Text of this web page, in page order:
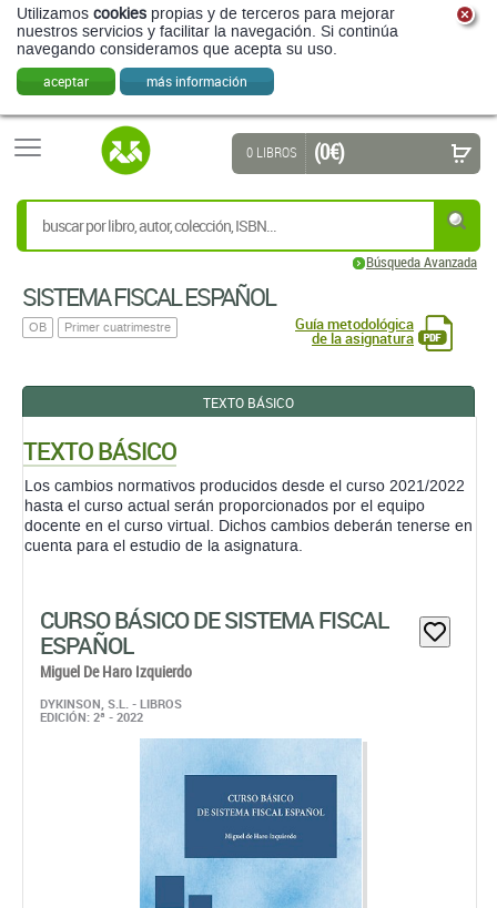
Utilizamos cookies propias y de terceros para mejorar
nuestros servicios y facilitar la navegación. Si continúa
navegando consideramos que acepta su uso.
aceptar más información
Búsqueda Avanzada
0 LIBROS (0 €)
SISTEMA FISCAL ESPAÑOL
OB Primer cuatrimestre Guía metodológica
de la asignatura
TEXTO BÁSICO
TEXTO BÁSICO
Los cambios normativos producidos desde el curso 2021/2022
hasta el curso actual serán proporcionados por el equipo
docente en el curso virtual. Dichos cambios deberán tenerse en
cuenta para el estudio de la asignatura.
CURSO BÁSICO DE SISTEMA FISCAL
ESPAÑOL
Miguel De Haro Izquierdo
DYKINSON, S.L. - LIBROS
EDICIÓN: 2ª - 2022